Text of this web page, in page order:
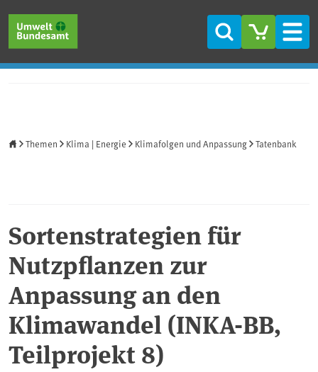
Suche
Themen Klima | Energie Klimafolgen und Anpassung Tatenbank
Sortenstrategien für
Nutzpflanzen zur
Anpassung an den
Klimawandel (INKA-BB,
Teilprojekt 8)